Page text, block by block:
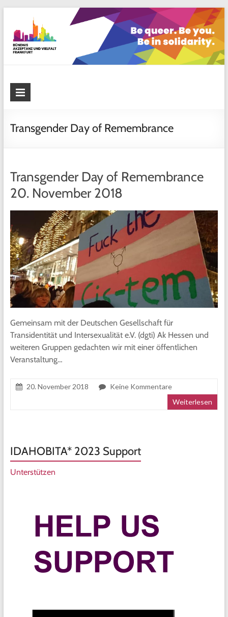
content
Bündnis Akzeptanz und Vielfalt
Transgender Day of Remembrance
Transgender Day of Remembrance
20. November 2018
Gemeinsam mit der Deutschen Gesellschaft für
Transidentität und Intersexualität e.V. (dgti) Ak Hessen und
weiteren Gruppen gedachten wir mit einer öffentlichen
Veranstaltung…
20. November 2018
Keine Kommentare
Weiterlesen
IDAHOBITA* 2023 Support
Unterstützen